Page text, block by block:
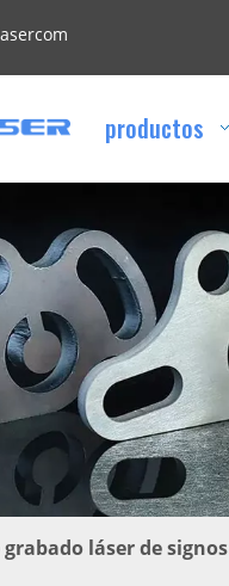
com
productos
láser de signos